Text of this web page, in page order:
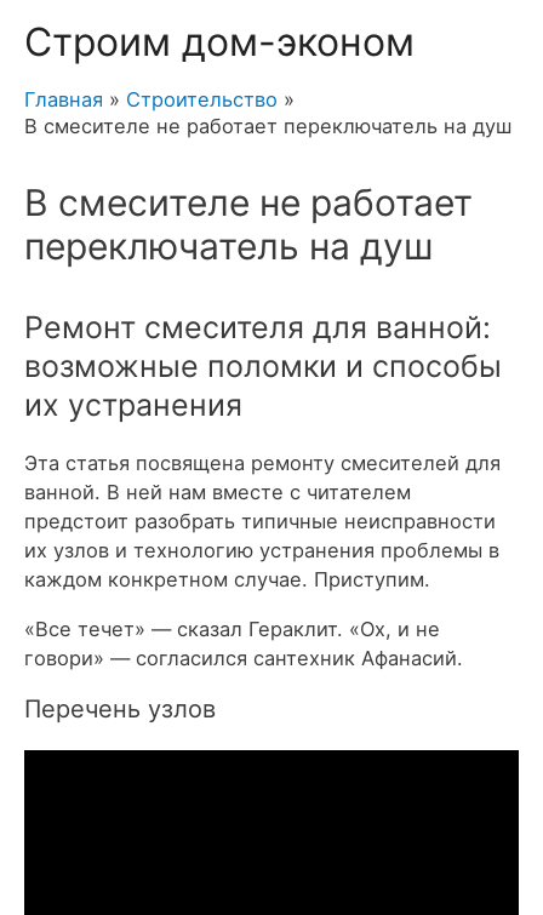
Строим дом-эконом
Главная
Строительство
В смесителе не работает переключатель на душ
В смесителе не работает
переключатель на душ
Ремонт смесителя для ванной:
возможные поломки и способы
их устранения
Эта статья посвящена ремонту смесителей для
ванной. В ней нам вместе с читателем
предстоит разобрать типичные неисправности
их узлов и технологию устранения проблемы в
каждом конкретном случае. Приступим.
«Все течет» — сказал Гераклит. «Ох, и не
говори» — согласился сантехник Афанасий.
Перечень узлов